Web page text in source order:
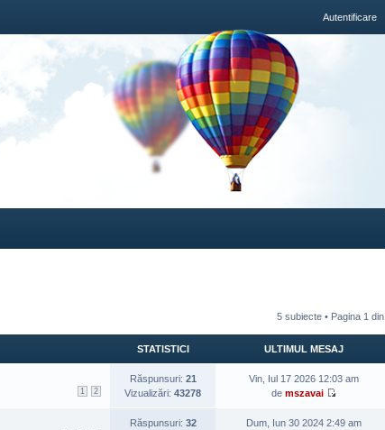
Autentificare
5 subiecte • Pagina 1 din
STATISTICI ULTIMUL MESAJ
1 2
Răspunsuri: 21
Vizualizări: 43278
Vin, Iul 17 2026 12:03 am
de mszavai
Răspunsuri: 32
Dum, Iun 30 2024 2:49 am